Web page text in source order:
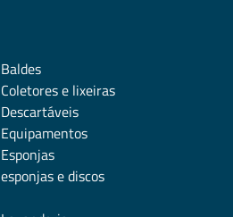
Baldes
Coletores e lixeiras
Descartáveis
Equipamentos
Esponjas
esponjas e discos